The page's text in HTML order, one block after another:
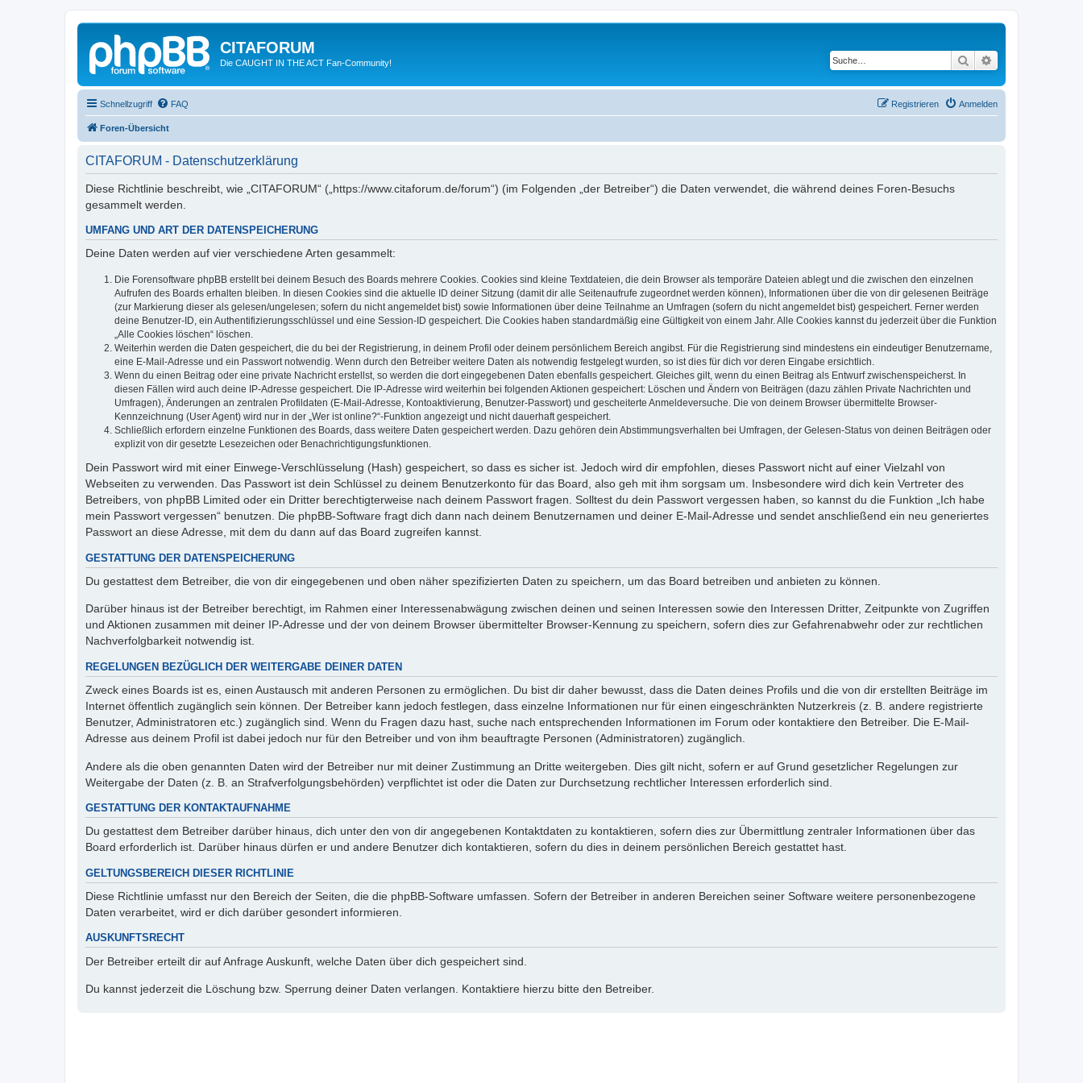
CITAFORUM
Die CAUGHT IN THE ACT Fan-Community! Suche
Schnellzugriff FAQ Anmelden
Registrieren
Foren-Übersicht
CITAFORUM - Datenschutzerklärung
Diese Richtlinie beschreibt, wie „CITAFORUM“ („https://www.citaforum.de/forum“) (im Folgenden „der Betreiber“) die Daten verwendet, die während deines Foren-Besuchs
gesammelt werden.
UMFANG UND ART DER DATENSPEICHERUNG
Deine Daten werden auf vier verschiedene Arten gesammelt:
Die Forensoftware phpBB erstellt bei deinem Besuch des Boards mehrere Cookies. Cookies sind kleine Textdateien, die dein Browser als temporäre Dateien ablegt und die zwischen den einzelnen
Aufrufen des Boards erhalten bleiben. In diesen Cookies sind die aktuelle ID deiner Sitzung (damit dir alle Seitenaufrufe zugeordnet werden können), Informationen über die von dir gelesenen Beiträge
(zur Markierung dieser als gelesen/ungelesen; sofern du nicht angemeldet bist) sowie Informationen über deine Teilnahme an Umfragen (sofern du nicht angemeldet bist) gespeichert. Ferner werden
deine Benutzer-ID, ein Authentifizierungsschlüssel und eine Session-ID gespeichert. Die Cookies haben standardmäßig eine Gültigkeit von einem Jahr. Alle Cookies kannst du jederzeit über die Funktion
„Alle Cookies löschen“ löschen.
Weiterhin werden die Daten gespeichert, die du bei der Registrierung, in deinem Profil oder deinem persönlichem Bereich angibst. Für die Registrierung sind mindestens ein eindeutiger Benutzername,
eine E-Mail-Adresse und ein Passwort notwendig. Wenn durch den Betreiber weitere Daten als notwendig festgelegt wurden, so ist dies für dich vor deren Eingabe ersichtlich.
Wenn du einen Beitrag oder eine private Nachricht erstellst, so werden die dort eingegebenen Daten ebenfalls gespeichert. Gleiches gilt, wenn du einen Beitrag als Entwurf zwischenspeicherst. In
diesen Fällen wird auch deine IP-Adresse gespeichert. Die IP-Adresse wird weiterhin bei folgenden Aktionen gespeichert: Löschen und Ändern von Beiträgen (dazu zählen Private Nachrichten und
Umfragen), Änderungen an zentralen Profildaten (E-Mail-Adresse, Kontoaktivierung, Benutzer-Passwort) und gescheiterte Anmeldeversuche. Die von deinem Browser übermittelte Browser-
Kennzeichnung (User Agent) wird nur in der „Wer ist online?“-Funktion angezeigt und nicht dauerhaft gespeichert.
Schließlich erfordern einzelne Funktionen des Boards, dass weitere Daten gespeichert werden. Dazu gehören dein Abstimmungsverhalten bei Umfragen, der Gelesen-Status von deinen Beiträgen oder
explizit von dir gesetzte Lesezeichen oder Benachrichtigungsfunktionen.
Dein Passwort wird mit einer Einwege-Verschlüsselung (Hash) gespeichert, so dass es sicher ist. Jedoch wird dir empfohlen, dieses Passwort nicht auf einer Vielzahl von
Webseiten zu verwenden. Das Passwort ist dein Schlüssel zu deinem Benutzerkonto für das Board, also geh mit ihm sorgsam um. Insbesondere wird dich kein Vertreter des
Betreibers, von phpBB Limited oder ein Dritter berechtigterweise nach deinem Passwort fragen. Solltest du dein Passwort vergessen haben, so kannst du die Funktion „Ich habe
mein Passwort vergessen“ benutzen. Die phpBB-Software fragt dich dann nach deinem Benutzernamen und deiner E-Mail-Adresse und sendet anschließend ein neu generiertes
Passwort an diese Adresse, mit dem du dann auf das Board zugreifen kannst.
GESTATTUNG DER DATENSPEICHERUNG
Du gestattest dem Betreiber, die von dir eingegebenen und oben näher spezifizierten Daten zu speichern, um das Board betreiben und anbieten zu können.
Darüber hinaus ist der Betreiber berechtigt, im Rahmen einer Interessenabwägung zwischen deinen und seinen Interessen sowie den Interessen Dritter, Zeitpunkte von Zugriffen
und Aktionen zusammen mit deiner IP-Adresse und der von deinem Browser übermittelter Browser-Kennung zu speichern, sofern dies zur Gefahrenabwehr oder zur rechtlichen
Nachverfolgbarkeit notwendig ist.
REGELUNGEN BEZÜGLICH DER WEITERGABE DEINER DATEN
Zweck eines Boards ist es, einen Austausch mit anderen Personen zu ermöglichen. Du bist dir daher bewusst, dass die Daten deines Profils und die von dir erstellten Beiträge im
Internet öffentlich zugänglich sein können. Der Betreiber kann jedoch festlegen, dass einzelne Informationen nur für einen eingeschränkten Nutzerkreis (z. B. andere registrierte
Benutzer, Administratoren etc.) zugänglich sind. Wenn du Fragen dazu hast, suche nach entsprechenden Informationen im Forum oder kontaktiere den Betreiber. Die E-Mail-
Adresse aus deinem Profil ist dabei jedoch nur für den Betreiber und von ihm beauftragte Personen (Administratoren) zugänglich.
Andere als die oben genannten Daten wird der Betreiber nur mit deiner Zustimmung an Dritte weitergeben. Dies gilt nicht, sofern er auf Grund gesetzlicher Regelungen zur
Weitergabe der Daten (z. B. an Strafverfolgungsbehörden) verpflichtet ist oder die Daten zur Durchsetzung rechtlicher Interessen erforderlich sind.
GESTATTUNG DER KONTAKTAUFNAHME
Du gestattest dem Betreiber darüber hinaus, dich unter den von dir angegebenen Kontaktdaten zu kontaktieren, sofern dies zur Übermittlung zentraler Informationen über das
Board erforderlich ist. Darüber hinaus dürfen er und andere Benutzer dich kontaktieren, sofern du dies in deinem persönlichen Bereich gestattet hast.
GELTUNGSBEREICH DIESER RICHTLINIE
Diese Richtlinie umfasst nur den Bereich der Seiten, die die phpBB-Software umfassen. Sofern der Betreiber in anderen Bereichen seiner Software weitere personenbezogene
Daten verarbeitet, wird er dich darüber gesondert informieren.
AUSKUNFTSRECHT
Der Betreiber erteilt dir auf Anfrage Auskunft, welche Daten über dich gespeichert sind.
Du kannst jederzeit die Löschung bzw. Sperrung deiner Daten verlangen. Kontaktiere hierzu bitte den Betreiber.